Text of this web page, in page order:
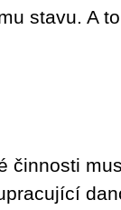
stavu. A
činnosti